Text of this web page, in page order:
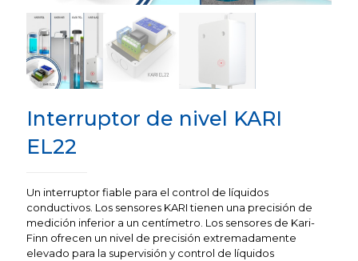
Interruptor de nivel KARI
EL22
Un interruptor fiable para el control de líquidos
conductivos. Los sensores KARI tienen una precisión de
medición inferior a un centímetro. Los sensores de Kari-
Finn ofrecen un nivel de precisión extremadamente
elevado para la supervisión y control de líquidos